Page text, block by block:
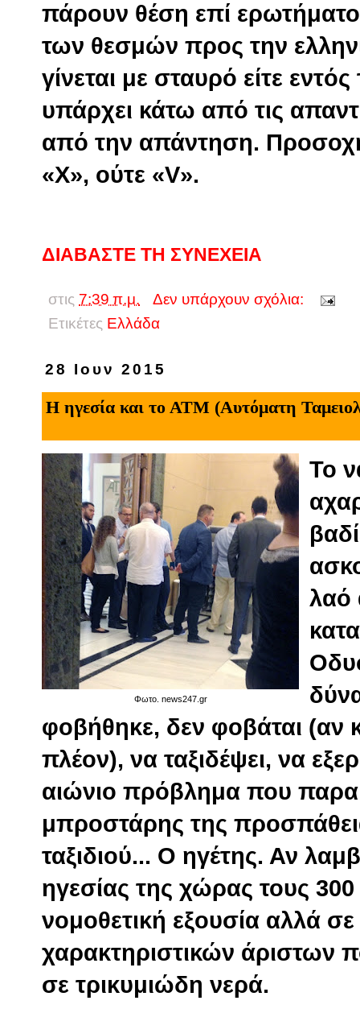
πάρουν θέση επί
των θεσμών προς την
γίνεται με σταυρό είτε
υπάρχει κάτω από τις
από την απάντηση.
«Χ», ούτε «V».
ΔΙΑΒΑΣΤΕ ΤΗ ΣΥΝΕΧΕΙΑ
στις 7:39 π.μ.
Δεν υπάρχουν σχόλια:
Ετικέτες Eλλάδα
28 Ιουν 2015
Η ηγεσία και το ΑΤΜ (Αυτόματη
Φωτο. news247.gr
Το
λαό
φοβήθηκε, δεν φοβάται (αν
πλέον), να ταξιδέψει, να
αιώνιο πρόβλημα που
μπροστάρης της
ταξιδιού... Ο ηγέτης. Αν
ηγεσίας της χώρας τους
νομοθετική εξουσία αλλά
χαρακτηριστικών άριστων
σε τρικυμιώδη νερά.